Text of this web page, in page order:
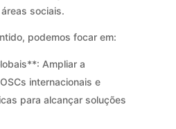
sociais.
podemos focar em:
Ampliar a
internacionais e
para alcançar soluções